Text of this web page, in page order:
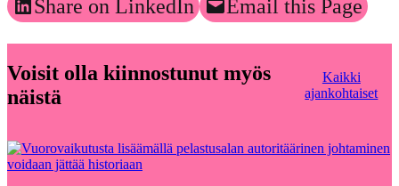
Share on LinkedIn
Email this Page
Voisit olla kiinnostunut myös
näistä
Kaikki
ajankohtaiset